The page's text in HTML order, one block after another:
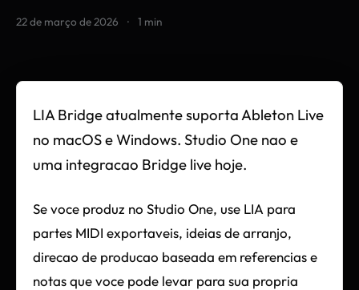
22 de março de 2026 · 1 min
LIA Bridge atualmente suporta Ableton Live
no macOS e Windows. Studio One nao e
uma integracao Bridge live hoje.
Se voce produz no Studio One, use LIA para
partes MIDI exportaveis, ideias de arranjo,
direcao de producao baseada em referencias e
notas que voce pode levar para sua propria